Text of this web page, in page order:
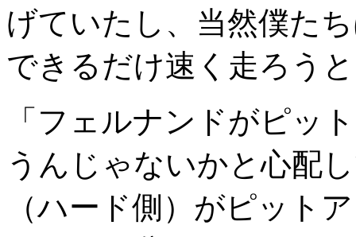
げていたし、当然僕た
できるだけ速く走ろう
「フェルナンドがピッ
うんじゃないかと心配
（ハード側）がピット